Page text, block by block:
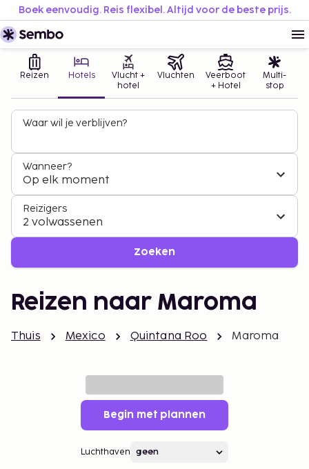
Boek eenvoudig. Reis flexibel. Altijd voor de beste prijs.
Reizen Hotels
Vlucht +
hotel
Vluchten
Veerboot
+ Hotel
Multi-
stop
Waar wil je verblijven?
Wanneer?
Op elk moment
Reizigers
2 volwassenen
Zoeken
Reizen naar Maroma
Thuis Mexico Quintana Roo Maroma
Begin met plannen
Luchthaven